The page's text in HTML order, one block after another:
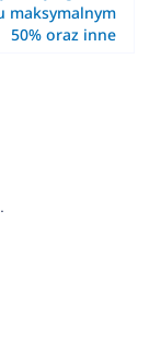
maksymalnym
50% oraz inne